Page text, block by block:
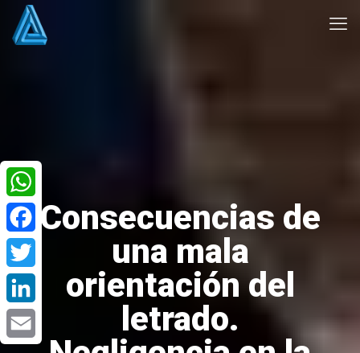
Consecuencias de
una mala
orientación del
letrado.
WhatsApp
Facebook
Twitter
LinkedIn